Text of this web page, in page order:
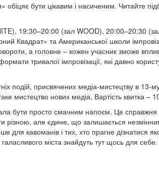
бути цікавим і насиченим. Читайте
19:30–20:00 (зал WOOD), 20:00–20:30
Квадрат» та Американської школи
а головне – кожен учасник зможе
тривалої імпровізації, які давно
подій, присвячених медіа-мистецтву в 13-му
мистецтво нових медіа. Вартість квитка –
бути просто смачним напоєм. Це справжня
але єдине, що залишається незмінним
кавоманів і тих, хто прагне дізнатися
міста знайдуть тут щось для себе.